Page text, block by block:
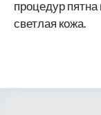
процедур пятна
светлая кожа.